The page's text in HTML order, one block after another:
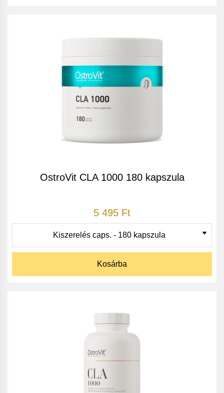
OstroVit CLA 1000 180 kapszula
5 495 Ft
Kosárba